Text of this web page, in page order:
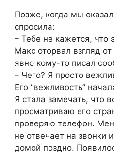
Позже, когда мы
спросила:
– Тебе не кажется, что
Макс оторвал взгляд
явно кому-то писал
– Чего? Я просто
Его “вежливость”
Я стала замечать, что
просматриваю его
проверяю телефон.
не отвечает на звонки
домой поздно.